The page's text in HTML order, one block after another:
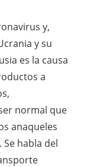
y,
y su
es la causa
a
normal que
anaqueles
habla del